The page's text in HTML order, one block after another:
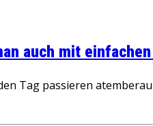
auch mit
Tag passieren